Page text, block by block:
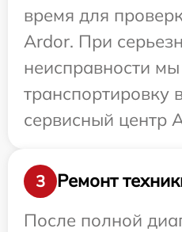
время для
Ardor. При
неисправности
транспортировку
сервисный центр
3
Ремонт
После полной